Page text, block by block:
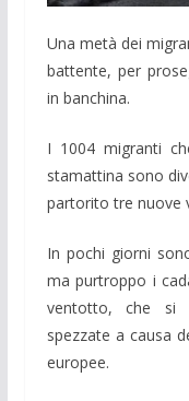
Una metà dei
battente, per
in banchina.
I 1004 migranti
stamattina sono
partorito tre nuove
In pochi giorni
ma purtroppo i
ventotto, che si
spezzate a causa
europee.